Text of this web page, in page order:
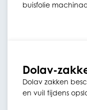
buisfolie
Dolav-
Dolav zakken
en vuil tijdens